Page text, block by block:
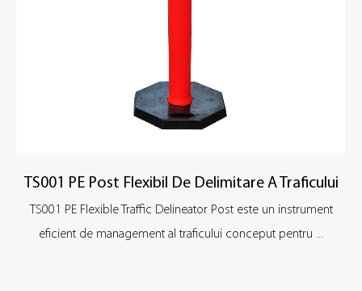
TS001 PE Post Flexibil De Delimitare A Traficului
TS001 PE Flexible Traffic Delineator Post este un instrument
eficient de management al traficului conceput pentru ...